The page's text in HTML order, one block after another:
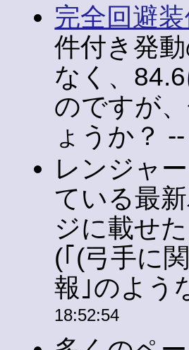
完全回避
件付き発
なく、
のですが
ょうか？
レンジャ
ている最
ジに載せ
(｢(弓手に
報｣のよう
18:52:54